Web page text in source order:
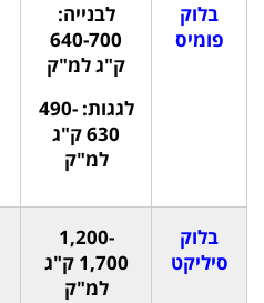
בלוק
פומיס
לבנייה:
640-700
ק"ג למ"ק
לגגות: 490-
630 ק"ג
למ"ק
בלוק
סיליקט
1,200-
1,700 ק"ג
למ"ק